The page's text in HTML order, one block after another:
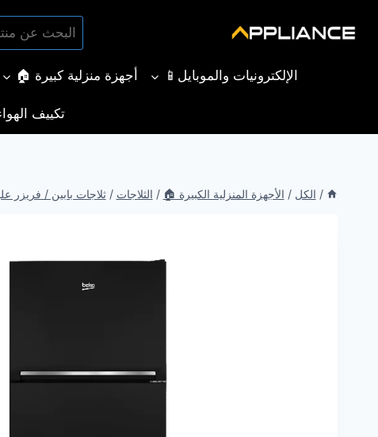
البحث
عن:
بحث
الإلكترونيات والموبايل📱 أجهزة منزلية كبيرة 🏠
تكييف
/ الكل / الأجهزة المنزلية الكبيرة 🏠 / الثلاجات / ثلاجات بابين / فريزر